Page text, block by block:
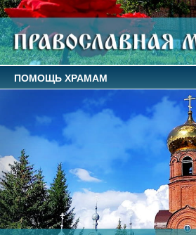
ПОМОЩЬ ХРАМАМ